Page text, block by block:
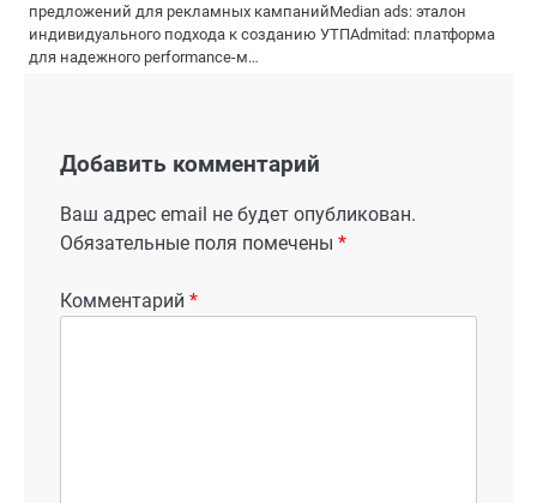
предложений для рекламных кампанийMedian ads: эталон
индивидуального подхода к созданию УТПAdmitad: платформа
для надежного performance-м…
Добавить комментарий
Ваш адрес email не будет опубликован.
Обязательные поля помечены *
Комментарий *